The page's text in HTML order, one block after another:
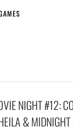
NIGHT #12:
&